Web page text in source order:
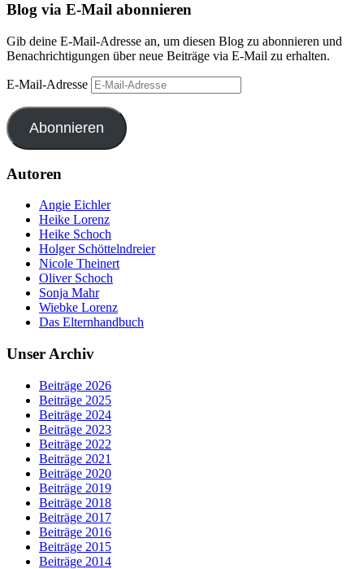
Blog via E-Mail abonnieren
Gib deine E-Mail-Adresse an, um diesen Blog zu abonnieren und
Benachrichtigungen über neue Beiträge via E-Mail zu erhalten.
E-Mail-Adresse
Abonnieren
Autoren
Angie Eichler
Heike Lorenz
Heike Schoch
Holger Schöttelndreier
Nicole Theinert
Oliver Schoch
Sonja Mahr
Wiebke Lorenz
Das Elternhandbuch
Unser Archiv
Beiträge 2026
Beiträge 2025
Beiträge 2024
Beiträge 2023
Beiträge 2022
Beiträge 2021
Beiträge 2020
Beiträge 2019
Beiträge 2018
Beiträge 2017
Beiträge 2016
Beiträge 2015
Beiträge 2014